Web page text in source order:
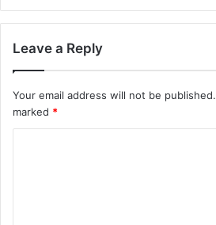
Leave a Reply
Your email address will not be published.
marked *